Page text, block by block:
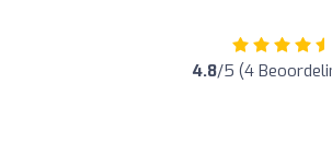
4.8/5 (4